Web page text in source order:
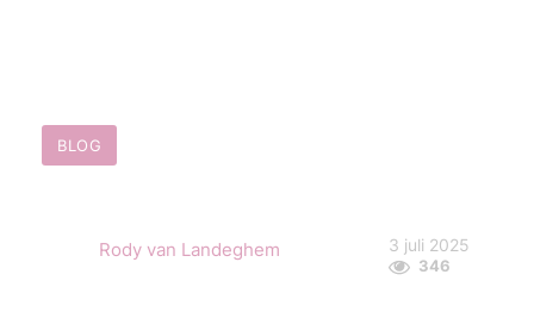
BLOG
Rody van Landeghem 3 juli 2025
346